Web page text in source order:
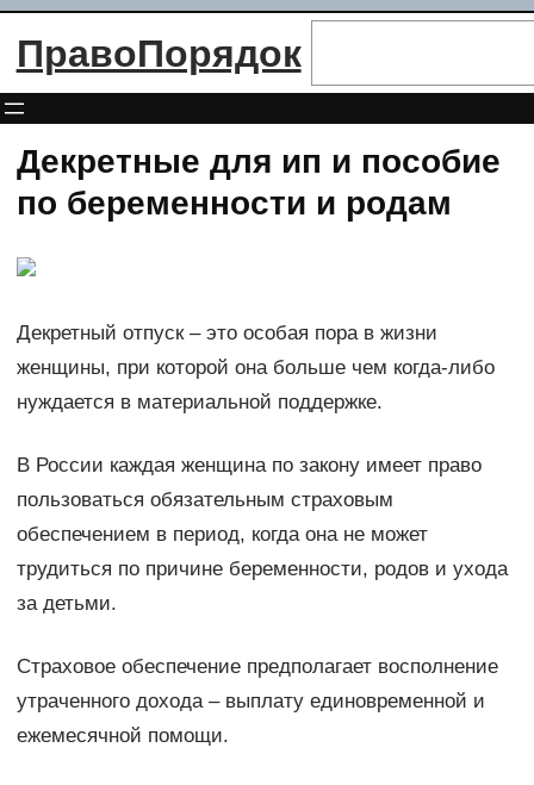
Перейти
ПравоПорядок
Декретные для ип и пособие
по беременности и родам
Декретный отпуск – это особая пора в жизни
женщины, при которой она больше чем когда-либо
нуждается в материальной поддержке.
В России каждая женщина по закону имеет право
пользоваться обязательным страховым
обеспечением в период, когда она не может
трудиться по причине беременности, родов и ухода
за детьми.
Страховое обеспечение предполагает восполнение
утраченного дохода – выплату единовременной и
ежемесячной помощи.